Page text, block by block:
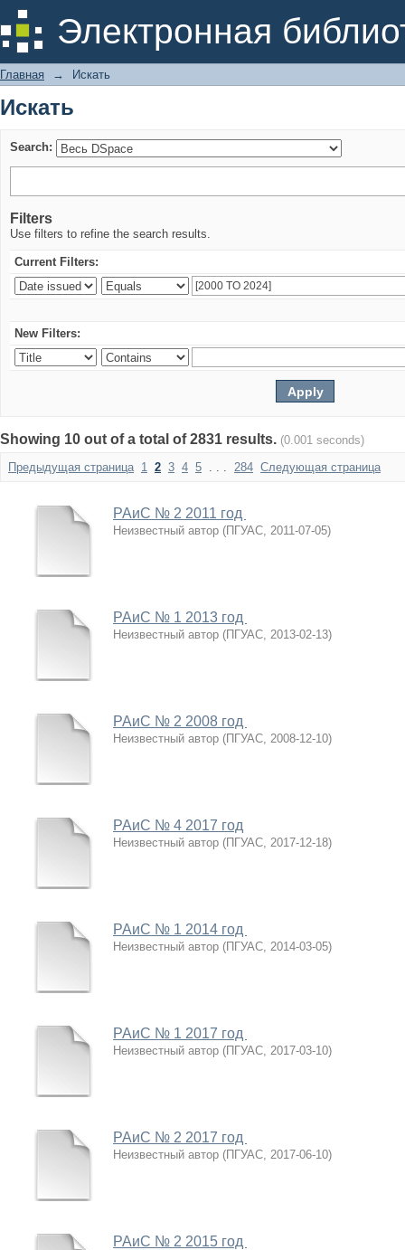
Электронная
Искать
Главная → Искать
Искать
Search:
Filters
Use filters to refine the search results.
Current Filters:
New Filters:
Showing 10 out of a total of 2831 results. (0.001 seconds)
Предыдущая страница 1 2 3 4 5 . . . 284 Следующая страница
РАиС № 2 2011 год
Неизвестный автор (ПГУАС, 2011-07-05)
РАиС № 1 2013 год
Неизвестный автор (ПГУАС, 2013-02-13)
РАиС № 2 2008 год
Неизвестный автор (ПГУАС, 2008-12-10)
РАиС № 4 2017 год
Неизвестный автор (ПГУАС, 2017-12-18)
РАиС № 1 2014 год
Неизвестный автор (ПГУАС, 2014-03-05)
РАиС № 1 2017 год
Неизвестный автор (ПГУАС, 2017-03-10)
РАиС № 2 2017 год
Неизвестный автор (ПГУАС, 2017-06-10)
РАиС № 2 2015 год